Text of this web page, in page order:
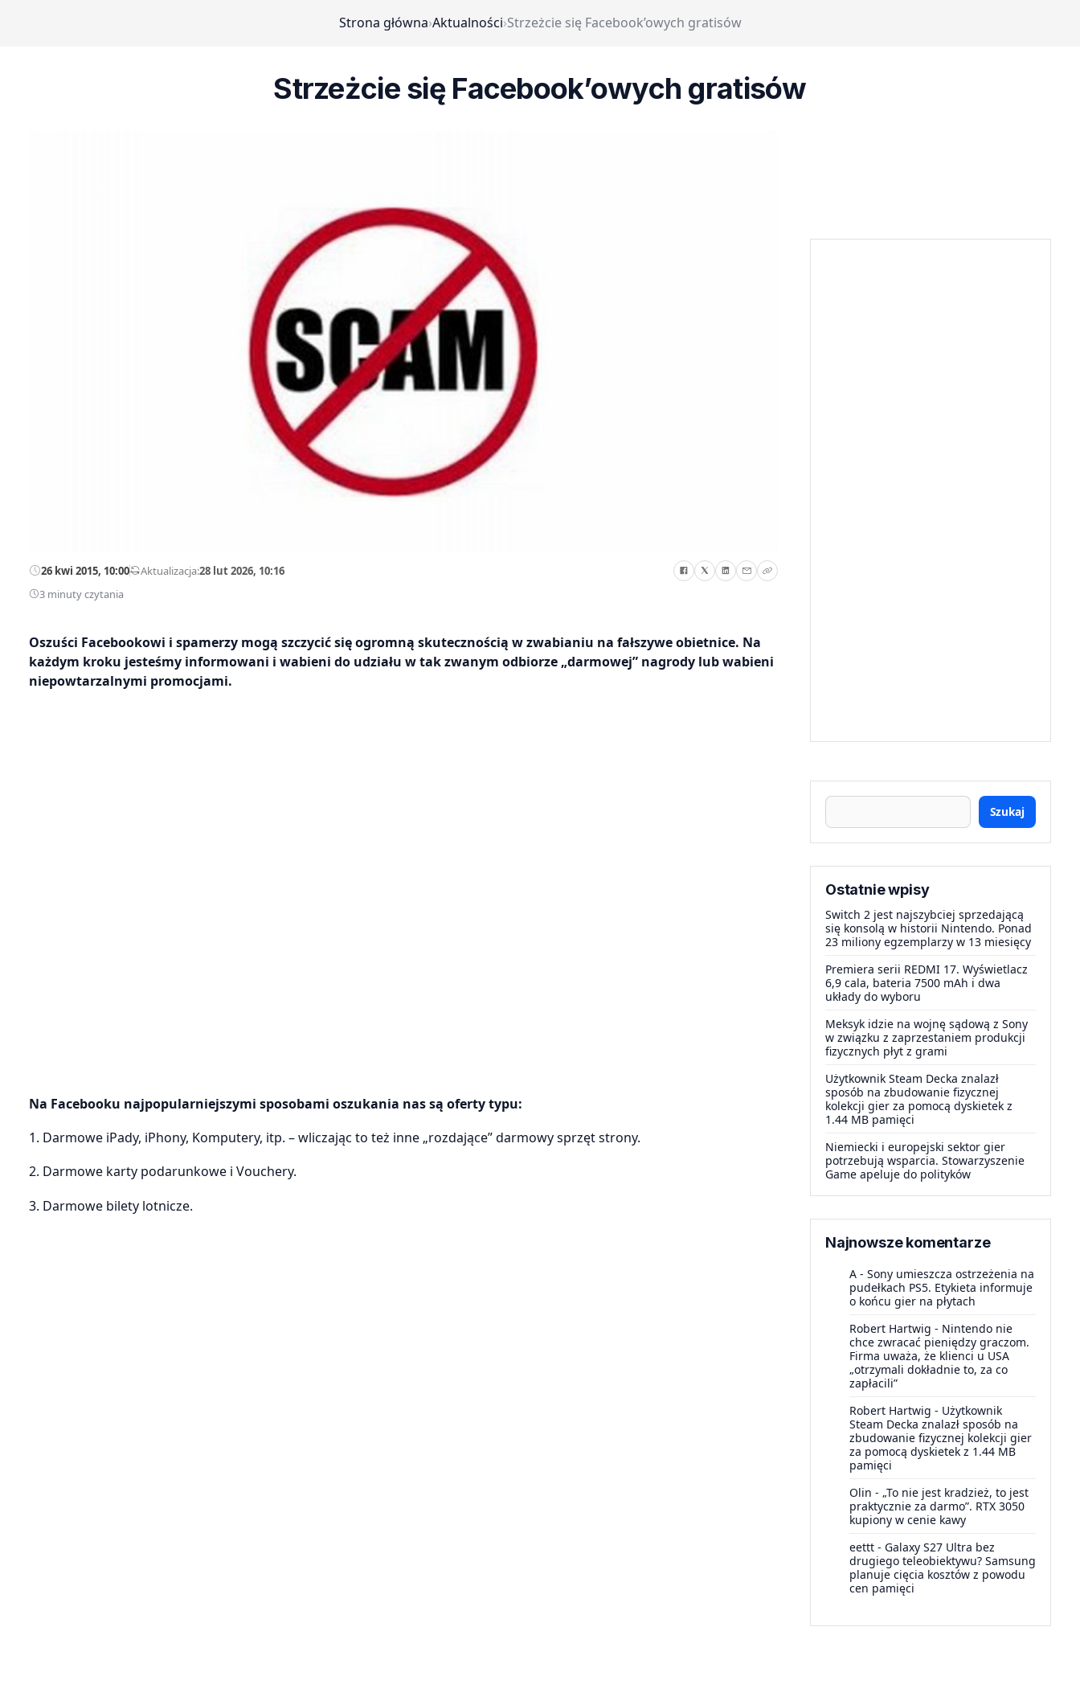
Strona główna›Aktualności›Strzeżcie się Facebook’owych gratisów
Strzeżcie się Facebook’owych gratisów
26 kwi 2015, 10:00—Aktualizacja:28 lut 2026, 10:16
3 minuty czytania
Oszuści Facebookowi i spamerzy mogą szczycić się ogromną skutecznością w zwabianiu na fałszywe obietnice. Na
każdym kroku jesteśmy informowani i wabieni do udziału w tak zwanym odbiorze „darmowej” nagrody lub wabieni
niepowtarzalnymi promocjami.
Na Facebooku najpopularniejszymi sposobami oszukania nas są oferty typu:
1. Darmowe iPady, iPhony, Komputery, itp. – wliczając to też inne „rozdające” darmowy sprzęt strony.
2. Darmowe karty podarunkowe i Vouchery.
3. Darmowe bilety lotnicze.
Szukaj
Ostatnie wpisy
Switch 2 jest najszybciej sprzedającą
się konsolą w historii Nintendo. Ponad
23 miliony egzemplarzy w 13 miesięcy
Premiera serii REDMI 17. Wyświetlacz
6,9 cala, bateria 7500 mAh i dwa
układy do wyboru
Meksyk idzie na wojnę sądową z Sony
w związku z zaprzestaniem produkcji
fizycznych płyt z grami
Użytkownik Steam Decka znalazł
sposób na zbudowanie fizycznej
kolekcji gier za pomocą dyskietek z
1.44 MB pamięci
Niemiecki i europejski sektor gier
potrzebują wsparcia. Stowarzyszenie
Game apeluje do polityków
Najnowsze komentarze
A - Sony umieszcza ostrzeżenia na
pudełkach PS5. Etykieta informuje
o końcu gier na płytach
Robert Hartwig - Nintendo nie
chce zwracać pieniędzy graczom.
Firma uważa, że klienci u USA
„otrzymali dokładnie to, za co
zapłacili”
Robert Hartwig - Użytkownik
Steam Decka znalazł sposób na
zbudowanie fizycznej kolekcji gier
za pomocą dyskietek z 1.44 MB
pamięci
Olin - „To nie jest kradzież, to jest
praktycznie za darmo”. RTX 3050
kupiony w cenie kawy
eettt - Galaxy S27 Ultra bez
drugiego teleobiektywu? Samsung
planuje cięcia kosztów z powodu
cen pamięci